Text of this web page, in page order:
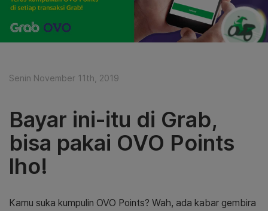
Senin November 11th, 2019
Bayar ini-itu di Grab,
bisa pakai OVO Points
lho!
Kamu suka kumpulin OVO Points? Wah, ada kabar gembira